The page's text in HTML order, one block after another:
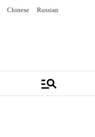
Chinese Russian
manage_search